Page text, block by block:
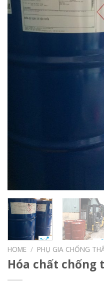
HOME / PHỤ GIA CHỐNG
Hóa chất chống